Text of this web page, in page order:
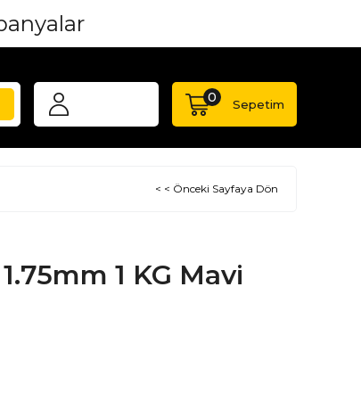
Sepetim
0
< < Önceki Sayfaya Dön
1 KG Mavi